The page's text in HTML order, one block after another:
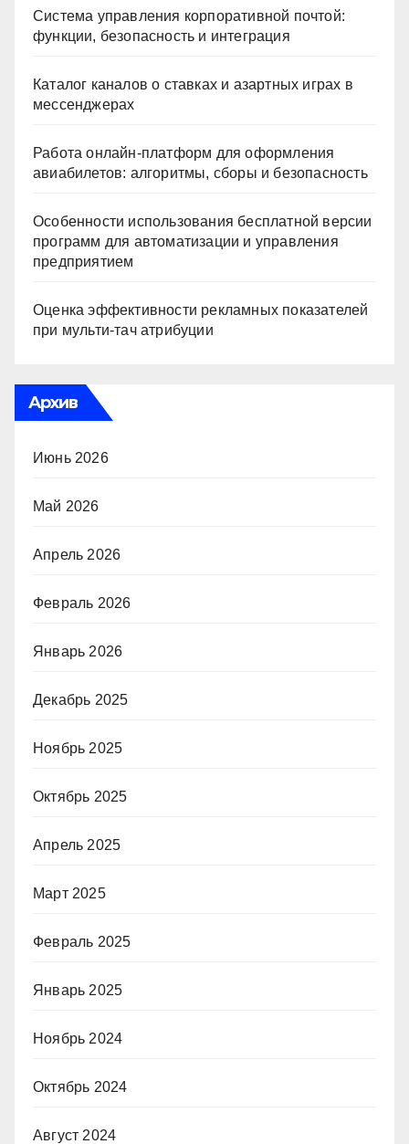
Система управления корпоративной почтой:
функции, безопасность и интеграция
Каталог каналов о ставках и азартных играх в
мессенджерах
Работа онлайн‑платформ для оформления
авиабилетов: алгоритмы, сборы и безопасность
Особенности использования бесплатной версии
программ для автоматизации и управления
предприятием
Оценка эффективности рекламных показателей
при мульти-тач атрибуции
Архив
Июнь 2026
Май 2026
Апрель 2026
Февраль 2026
Январь 2026
Декабрь 2025
Ноябрь 2025
Октябрь 2025
Апрель 2025
Март 2025
Февраль 2025
Январь 2025
Ноябрь 2024
Октябрь 2024
Август 2024